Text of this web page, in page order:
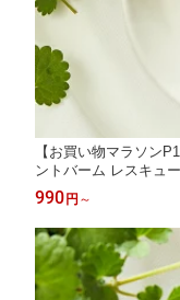
【お買い物マラソン
ントバーム レスキュ
草バーム リップバー
天然由来成分100% シ
然由来 BURTS BEES
990 円 ～